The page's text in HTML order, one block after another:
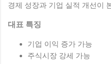
경제 성장과 기업 실적 개선이
대표 특징
기업 이익 증가 가능
주식시장 강세 가능